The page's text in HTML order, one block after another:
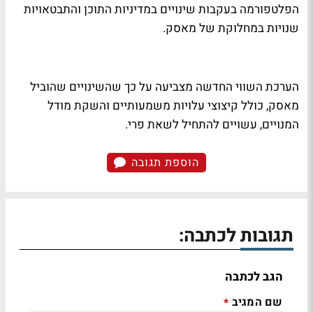
הפלטפורמה בעקבות שינויים במדיניות התוכן והתבטאויות
שנויות במחלוקת של מאסק.
הערכת השווי החדשה מצביעה על כך שהשינויים שהוביל
מאסק, כולל קיצוצי עלויות משמעותיים והשקת מודל
המנויים, עשויים להתחיל לשאת פרי.
הוספת תגובה
תגובות לכתבה:
הגב לכתבה
שם המגיב *